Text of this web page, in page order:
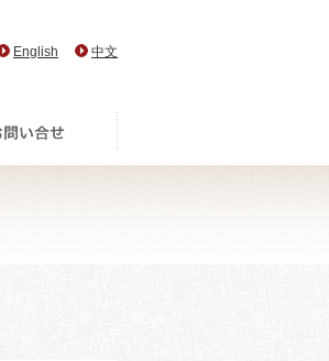
English 中文